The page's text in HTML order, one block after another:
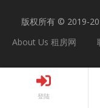
登陆
版权所有 © 2019-
About Us 租房网